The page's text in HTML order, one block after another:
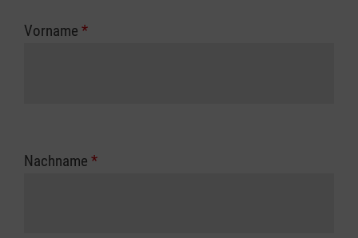
Vorname *
Nachname *